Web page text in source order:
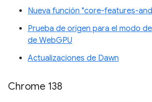
Nueva función "core-features-
Prueba de origen para el modo
de WebGPU
Actualizaciones de Dawn
Chrome 138